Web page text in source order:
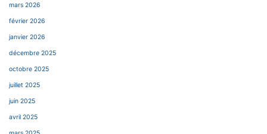
mars 2026
février 2026
janvier 2026
décembre 2025
octobre 2025
juillet 2025
juin 2025
avril 2025